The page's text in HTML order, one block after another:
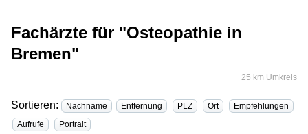
Fachärzte für "Osteopathie in
Bremen"
25 km Umkreis
Sortieren: Nachname Entfernung PLZ Ort
Empfehlungen
Aufrufe
Portrait